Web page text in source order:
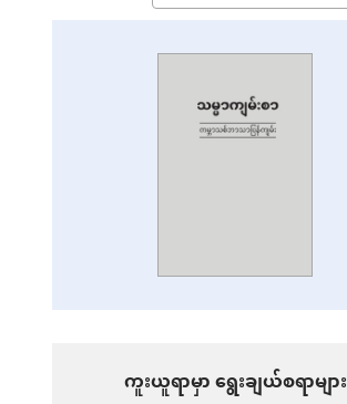
ကူးယူရာမှာ ရွေးချယ်စရာများ